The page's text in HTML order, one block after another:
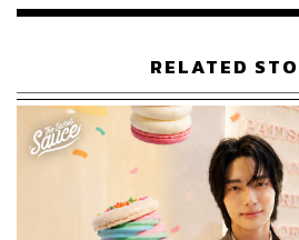
สนใจว่า “การเลี้ยงลูกที่ดี เริ่มต้นจา
พ่อแม่ ไม่ใช่การควบคุมลูก”
พระชยสาโรอธิบายไว้อย่างลึกซึ้งว่
ได้มีเป้าหมายเพียงเพื่อความสงบ แต่
และอารมณ์ เห็นมันเกิดขึ้น ตั้งอยู่ แล
สามารถ “ปล่อยวาง” ได้
RELATED